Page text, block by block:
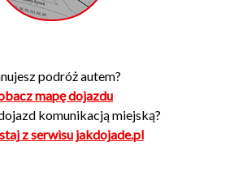
podróż autem?
mapę dojazdu
komunikacją miejską?
z serwisu jakdojade.pl